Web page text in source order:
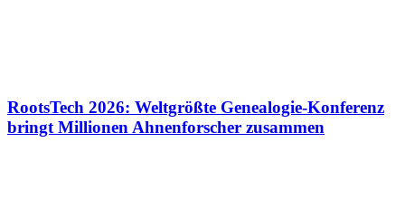
RootsTech 2026: Weltgrößte Genealogie-Konferenz
bringt Millionen Ahnenforscher zusammen